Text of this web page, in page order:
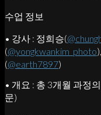
수업 정보
• 강사 : 정희승(
(@yongkwankim_photo
(@earth7897)
• 개요 : 총 3개월 과정
문)